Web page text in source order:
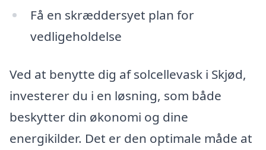
Få en skræddersyet plan for
vedligeholdelse
Ved at benytte dig af solcellevask i Skjød,
investerer du i en løsning, som både
beskytter din økonomi og dine
energikilder. Det er den optimale måde at